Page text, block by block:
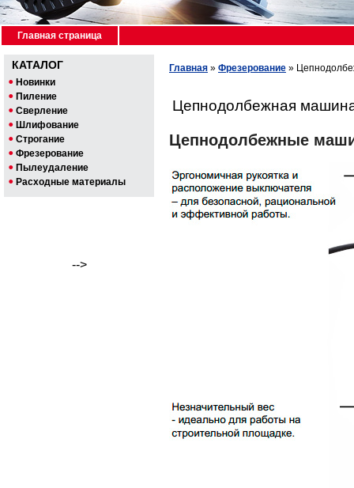
Главная страница
КАТАЛОГ
Новинки
Пиление
Сверление
Шлифование
Строгание
Фрезерование
Пылеудаление
Расходные материалы
-->
Главная » Фрезерование »
Цепнодолбежная
Цепнодолбежные